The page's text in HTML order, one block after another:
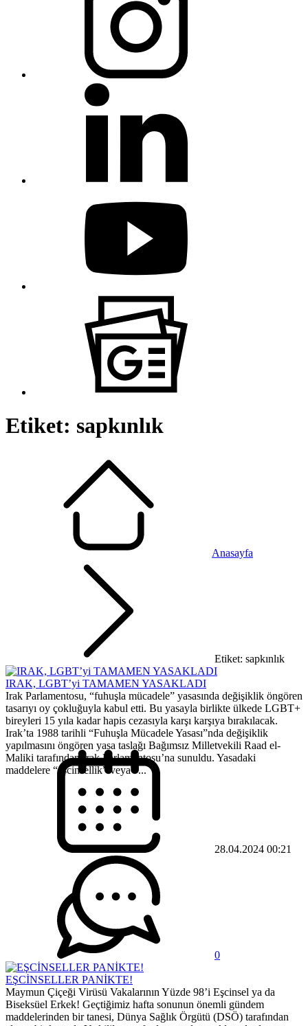
Etiket: sapkınlık
Anasayfa
Etiket: sapkınlık
IRAK, LGBT’yi TAMAMEN YASAKLADI
Irak Parlamentosu, “fuhuşla mücadele” yasasında değişiklik öngören
tasarıyı oy çokluğuyla kabul etti. Bu yasayla birlikte ülkede LGBT+
bireyleri 15 yıla kadar hapis cezasıyla karşı karşıya bırakılacak.
Irak’ta 1988 tarihli “Fuhuşla Mücadele Yasası”nda değişiklik
yapılmasını öngören yasa taslağı Bağımsız Milletvekili Raad el-
Maliki tarafından Irak Parlamentosu’na sunuldu. Yasadaki
maddelere “eşcinsellik” veya ”...
28.04.2024 00:21
0
EŞCİNSELLER PANİKTE!
Maymun Çiçeği Virüsü Vakalarının Yüzde 98’i Eşcinsel ya da
Biseksüel Erkek! Geçtiğimiz hafta sonunun önemli gündem
maddelerinden bir tanesi, Dünya Sağlık Örgütü (DSÖ) tarafından